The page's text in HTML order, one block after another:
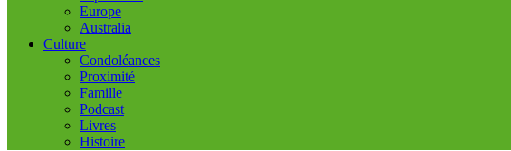
Europe
Australia
Culture
Condoléances
Proximité
Famille
Podcast
Livres
Histoire